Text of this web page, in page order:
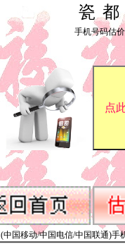
瓷
手机号码估
(中国移动/中国电信/中国联通)